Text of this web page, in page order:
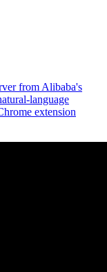
from Alibaba's
language
extension